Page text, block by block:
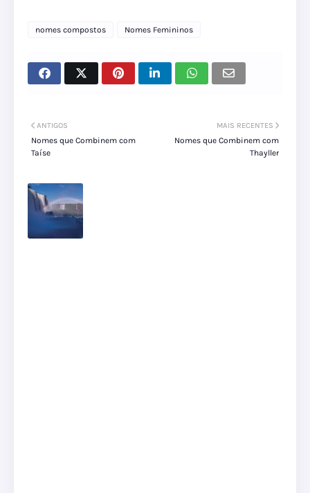
nomes compostos Nomes Femininos
MAIS RECENTES
Nomes que Combinem com
Thayller
ANTIGOS
Nomes que Combinem com
Taíse